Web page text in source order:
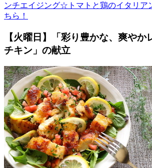
ンチエイジング☆トマトと鶏のイタリア
ちら！
【火曜日】「彩り豊かな、爽やか
チキン」の献立